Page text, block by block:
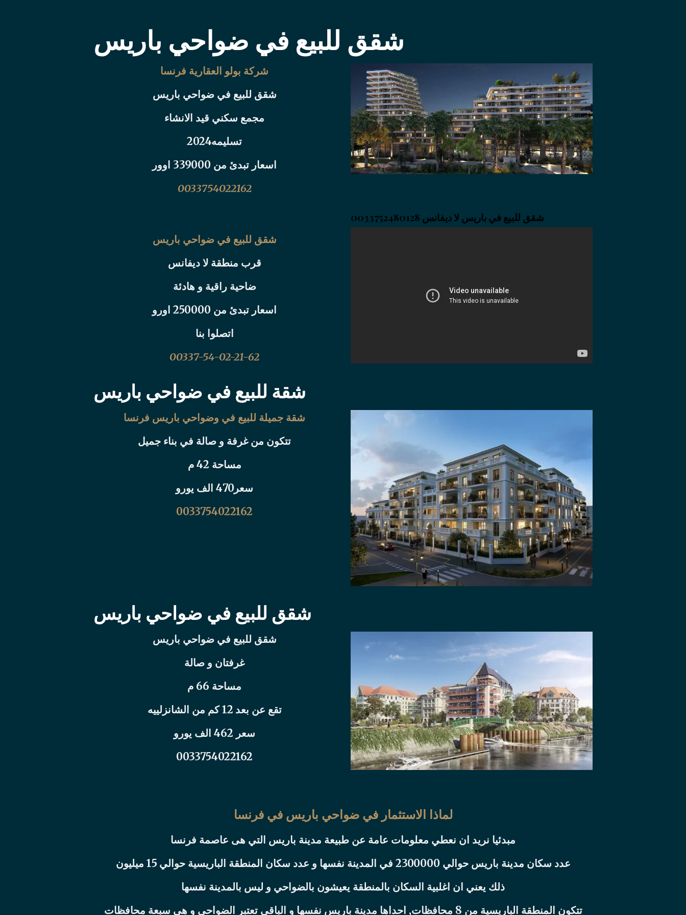
شقق للبيع في ضواحي باريس
شركة بولو العقارية فرنسا
شقق للبيع في ضواحي باريس
مجمع سكني قيد الانشاء
تسليمه2024
اسعار تبدئ من 339000 اوور
0033754022162
شقق للبيع في ضواحي باريس
قرب منطقة لا ديفانس
ضاحية راقية و هادئة
اسعار تبدئ من 250000 اورو
اتصلوا بنا
00337-54-02-21-62
شقق للبيع في باريس لا ديفانس 0033752480128
شقة للبيع في ضواحي باريس
شقة جميلة للبيع في وضواحي باريس فرنسا
تتكون من غرفة و صالة في بناء جميل
مساحة 42 م
سعر470 الف يورو
0033754022162
شقق للبيع في ضواحي باريس
شقق للبيع في ضواحي باريس
غرفتان و صالة
مساحة 66 م
تقع عن بعد 12 كم من الشانزلييه
سعر 462 الف يورو
0033754022162
لماذا الاستثمار في ضواحي باريس في فرنسا
مبدئيا نريد ان نعطي معلومات عامة عن طبيعة مدينة باريس التي هى عاصمة فرنسا
عدد سكان مدينة باريس حوالي 2300000 في المدينة نفسها و عدد سكان المنطقة الباريسية حوالي 15 ميليون
ذلك يعني ان اغلبية السكان بالمنطقة يعيشون بالضواحي و ليس بالمدينة نفسها
تتكون المنطقة الباريسية من 8 محافظات, احداها مدينة باريس نفسها و الباقي تعتبر الضواحي و هى سبعة محافظات